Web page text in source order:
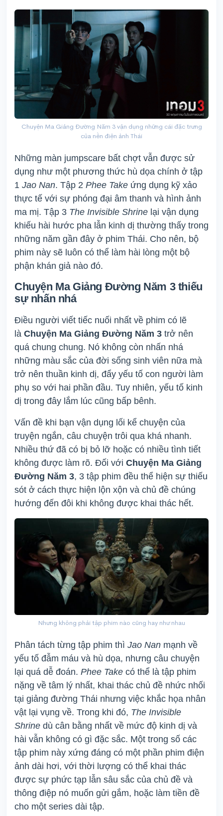
Chuyện Ma Giảng Đường Năm 3 vận dụng những cái đặc trưng
của nền điện ảnh Thái
Những màn jumpscare bất chợt vẫn được sử
dụng như một phương thức hù dọa chính ở tập
1 Jao Nan. Tập 2 Phee Take ứng dụng kỹ xảo
thực tế với sự phóng đại âm thanh và hình ảnh
ma mị. Tập 3 The Invisible Shrine lại vận dụng
khiếu hài hước pha lẫn kinh dị thường thấy trong
những năm gần đây ở phim Thái. Cho nên, bộ
phim này sẽ luôn có thể làm hài lòng một bộ
phận khán giả nào đó.
Chuyện Ma Giảng Đường Năm 3 thiếu
sự nhấn nhá
Điều người viết tiếc nuối nhất về phim có lẽ
là Chuyện Ma Giảng Đường Năm 3 trở nên
quá chung chung. Nó không còn nhấn nhá
những màu sắc của đời sống sinh viên nữa mà
trở nên thuần kinh dị, đẩy yếu tố con người làm
phụ so với hai phần đầu. Tuy nhiên, yếu tố kinh
dị trong đây lắm lúc cũng bấp bênh.
Vấn đề khi bạn vận dụng lối kể chuyện của
truyện ngắn, câu chuyện trôi qua khá nhanh.
Nhiều thứ đã có bị bỏ lỡ hoặc có nhiều tình tiết
không được làm rõ. Đối với Chuyện Ma Giảng
Đường Năm 3, 3 tập phim đều thể hiện sự thiếu
sót ở cách thực hiện lộn xộn và chủ đề chúng
hướng đến đôi khi không được khai thác hết.
Nhưng không phải tập phim nào cũng hay như nhau
Phân tách từng tập phim thì Jao Nan mạnh về
yếu tố đẫm máu và hù dọa, nhưng câu chuyện
lại quá dễ đoán. Phee Take có thể là tập phim
nặng về tâm lý nhất, khai thác chủ đề nhức nhối
tại giảng đường Thái nhưng việc khắc họa nhân
vật lại vụng về. Trong khi đó, The Invisible
Shrine dù cân bằng nhất về mức độ kinh dị và
hài vẫn không có gì đặc sắc. Một trong số các
tập phim này xứng đáng có một phần phim điện
ảnh dài hơi, với thời lượng có thể khai thác
được sự phức tạp lẫn sâu sắc của chủ đề và
thông điệp nó muốn gửi gắm, hoặc làm tiền đề
cho một series dài tập.